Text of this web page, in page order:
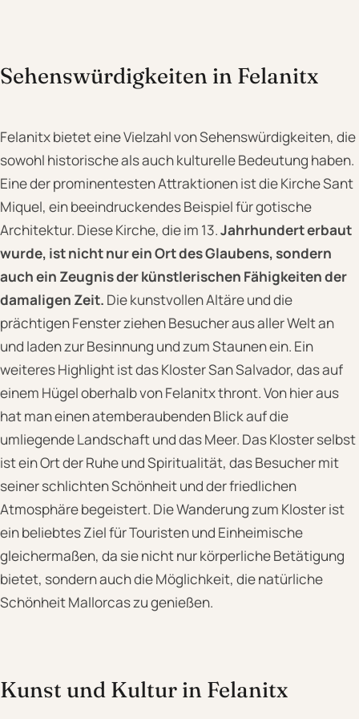
Sehenswürdigkeiten in Felanitx
Felanitx bietet eine Vielzahl von Sehenswürdigkeiten, die
sowohl historische als auch kulturelle Bedeutung haben.
Eine der prominentesten Attraktionen ist die Kirche Sant
Miquel, ein beeindruckendes Beispiel für gotische
Architektur. Diese Kirche, die im 13.Jahrhundert erbaut
wurde, ist nicht nur ein Ort des Glaubens, sondern
auch ein Zeugnis der künstlerischen Fähigkeiten der
damaligen Zeit. Die kunstvollen Altäre und die
prächtigen Fenster ziehen Besucher aus aller Welt an
und laden zur Besinnung und zum Staunen ein. Ein
weiteres Highlight ist das Kloster San Salvador, das auf
einem Hügel oberhalb von Felanitx thront. Von hier aus
hat man einen atemberaubenden Blick auf die
umliegende Landschaft und das Meer. Das Kloster selbst
ist ein Ort der Ruhe und Spiritualität, das Besucher mit
seiner schlichten Schönheit und der friedlichen
Atmosphäre begeistert. Die Wanderung zum Kloster ist
ein beliebtes Ziel für Touristen und Einheimische
gleichermaßen, da sie nicht nur körperliche Betätigung
bietet, sondern auch die Möglichkeit, die natürliche
Schönheit Mallorcas zu genießen.
Kunst und Kultur in Felanitx